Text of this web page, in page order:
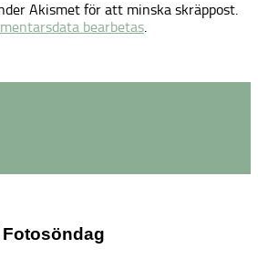
Akismet för att minska skräppost.
bearbetas.